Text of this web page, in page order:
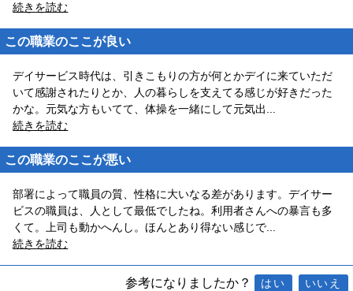
続きを読む
この職業のここが良い
デイサービス時代は、引きこもりの方が何とかデイに来ていただ
いて感謝されたりとか、人の暮らしを支えてる感じが好きだった
かな。元気な方もいてて、体操を一緒にして元気出...
続きを読む
この職業のここが悪い
部署によって職員の質、性格に大いなる差があります。デイサー
ビスの職員は、人として最低でしたね。利用者さんへの暴言も多
くて。上司も動かへんし。ほんとあり得ない感じで...
続きを読む
参考になりましたか？